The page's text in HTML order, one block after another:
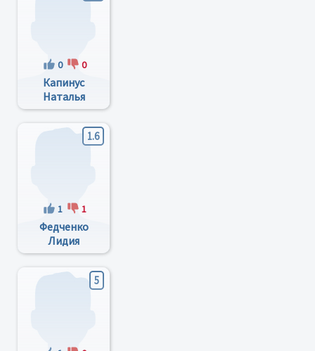
0 0
Капинус
Наталья
Александровна
1.6
1 1
Федченко
Лидия
Яковлевна
5